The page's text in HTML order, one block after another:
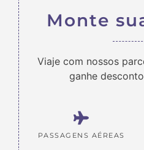
Monte
Viaje com nossos
ganhe
PASSAGENS AÉREAS